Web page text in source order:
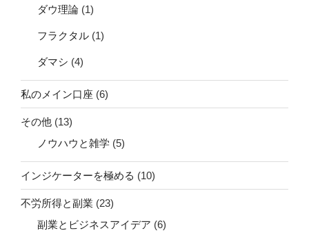
フラクタル(1)
ダマシ (4)
私のメイン口座
その他 (13)
ノウハウと雑学
インジケーターを極める
不労所得と副業(23)
副業とビジネスアイデア
脱サラすべき遺伝子(4)